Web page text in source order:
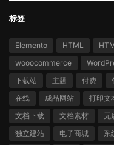
标签
Elemento HTML
wooocommerce
下载站
主题 付费
在线
成品网站 打印文
文档下载
文档素材 无
独立建站
电子商城 系